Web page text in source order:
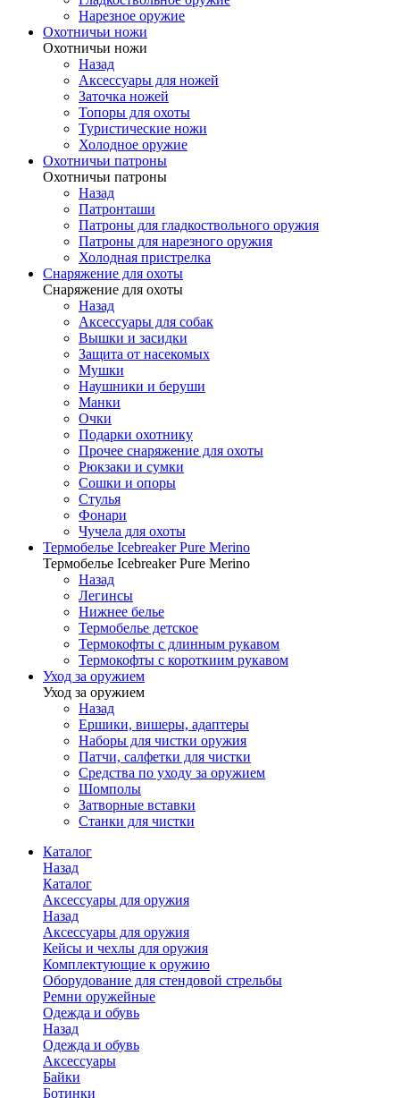
Нарезное оружие
Охотничьи ножи
Охотничьи ножи
Назад
Аксессуары для ножей
Заточка ножей
Топоры для охоты
Туристические ножи
Холодное оружие
Охотничьи патроны
Охотничьи патроны
Назад
Патронташи
Патроны для гладкоствольного оружия
Патроны для нарезного оружия
Холодная пристрелка
Снаряжение для охоты
Снаряжение для охоты
Назад
Аксессуары для собак
Вышки и засидки
Защита от насекомых
Мушки
Наушники и беруши
Манки
Очки
Подарки охотнику
Прочее снаряжение для охоты
Рюкзаки и сумки
Сошки и опоры
Стулья
Фонари
Чучела для охоты
Термобелье Icebreaker Pure Merino
Термобелье Icebreaker Pure Merino
Назад
Легинсы
Нижнее белье
Термобелье детское
Термокофты с длинным рукавом
Термокофты с короткиим рукавом
Уход за оружием
Уход за оружием
Назад
Ершики, вишеры, адаптеры
Наборы для чистки оружия
Патчи, салфетки для чистки
Средства по уходу за оружием
Шомполы
Затворные вставки
Станки для чистки
Каталог
Назад
Каталог
Аксессуары для оружия
Назад
Аксессуары для оружия
Кейсы и чехлы для оружия
Комплектующие к оружию
Оборудование для стендовой стрельбы
Ремни оружейные
Одежда и обувь
Назад
Одежда и обувь
Аксессуары
Байки
Ботинки